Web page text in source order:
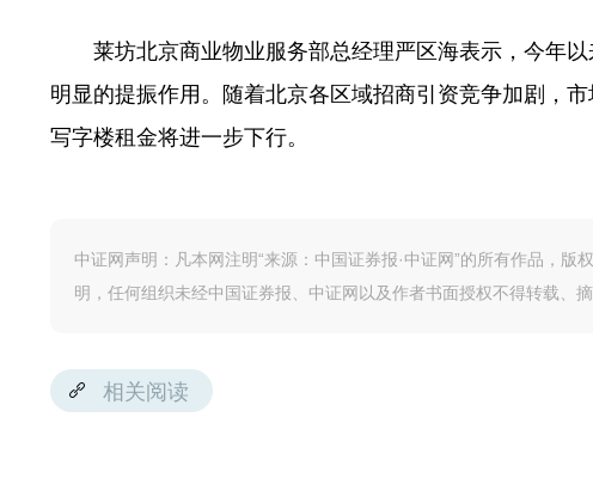
莱坊北京商业物业服务部总经理严区海表示，今年
明显的提振作用。随着北京各区域招商引资竞争加剧，
写字楼租金将进一步下行。
中证网声明：凡本网注明“来源：中国证券报·中证网”的所有作品，
明，任何组织未经中国证券报、中证网以及作者书面授权不得转载、
相关阅读